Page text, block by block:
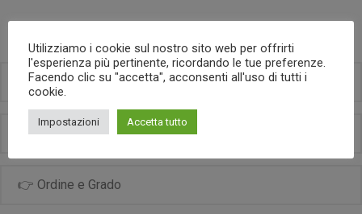
Utilizziamo i cookie sul nostro sito web per offrirti
l'esperienza più pertinente, ricordando le tue preferenze.
Facendo clic su "accetta", acconsenti all'uso di tutti i
cookie.
Impostazioni Accetta tutto